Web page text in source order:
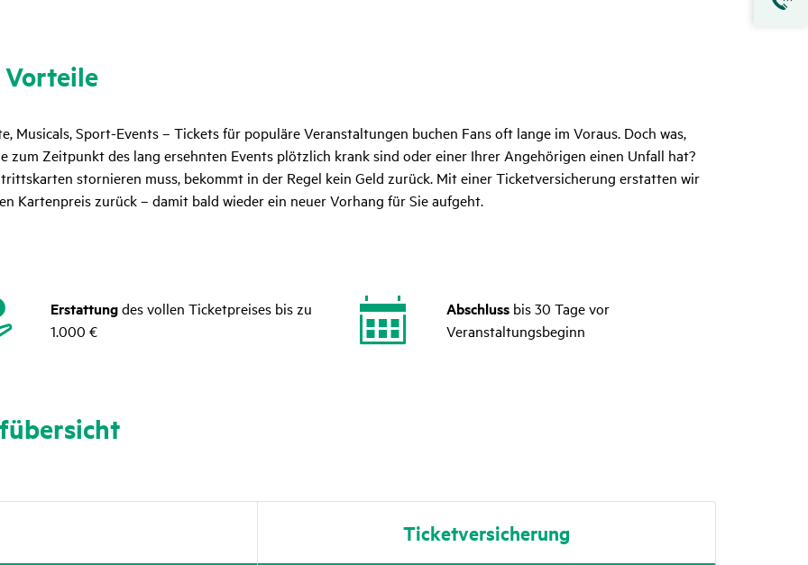
Musicals, Sport-Events – Tickets für populäre Veranstaltungen buchen Fans oft lange im Voraus. Doch was,
zum Zeitpunkt des lang ersehnten Events plötzlich krank sind oder einer Ihrer Angehörigen einen Unfall hat?
stornieren muss, bekommt in der Regel kein Geld zurück. Mit einer Ticketversicherung erstatten wir
Kartenpreis zurück – damit bald wieder ein neuer Vorhang für Sie aufgeht.
Erstattungdes vollen Ticketpreises bis zu
1.000 €
Abschluss bis 30 Tage vor
Veranstaltungsbeginn
Ticket­ver­si­che­rung